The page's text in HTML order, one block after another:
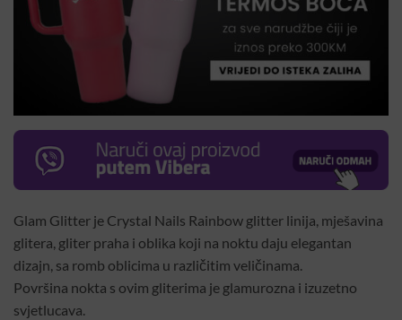
Glam Glitter je Crystal Nails Rainbow glitter linija, mješavina
glitera, gliter praha i oblika koji na noktu daju elegantan
dizajn, sa romb oblicima u različitim veličinama.
Površina nokta s ovim gliterima je glamurozna i izuzetno
svjetlucava.